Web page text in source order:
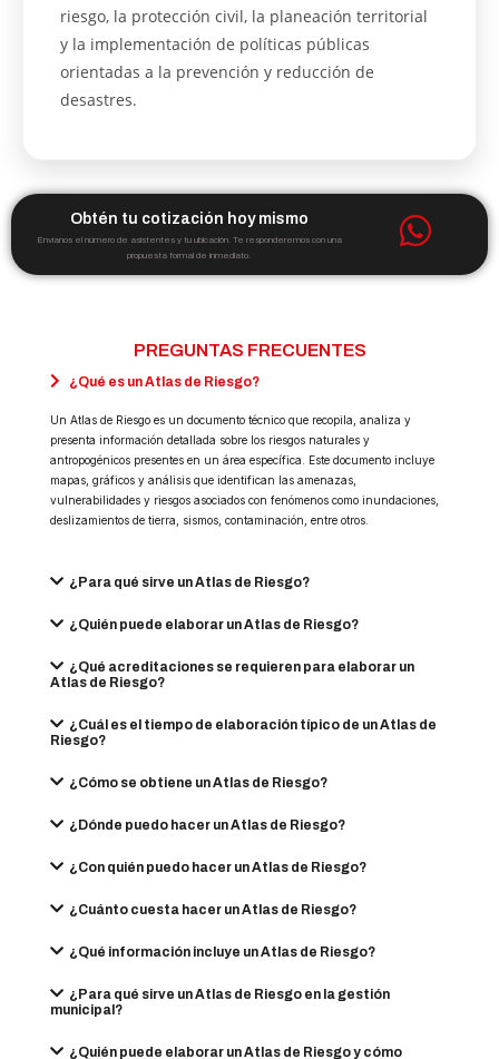
riesgo, la protección civil, la planeación territorial
y la implementación de políticas públicas
orientadas a la prevención y reducción de
desastres.
Obtén tu cotización hoy mismo
Envíanos el número de asistentes y tu ubicación. Te responderemos con una
propuesta formal de inmediato.
PREGUNTAS FRECUENTES
¿Qué es un Atlas de Riesgo?
Un Atlas de Riesgo es un documento técnico que recopila, analiza y
presenta información detallada sobre los riesgos naturales y
antropogénicos presentes en un área específica. Este documento incluye
mapas, gráficos y análisis que identifican las amenazas,
vulnerabilidades y riesgos asociados con fenómenos como inundaciones,
deslizamientos de tierra, sismos, contaminación, entre otros.
¿Para qué sirve un Atlas de Riesgo?
¿Quién puede elaborar un Atlas de Riesgo?
¿Qué acreditaciones se requieren para elaborar un
Atlas de Riesgo?
¿Cuál es el tiempo de elaboración típico de un Atlas de
Riesgo?
¿Cómo se obtiene un Atlas de Riesgo?
¿Dónde puedo hacer un Atlas de Riesgo?
¿Con quién puedo hacer un Atlas de Riesgo?
¿Cuánto cuesta hacer un Atlas de Riesgo?
¿Qué información incluye un Atlas de Riesgo?
¿Para qué sirve un Atlas de Riesgo en la gestión
municipal?
¿Quién puede elaborar un Atlas de Riesgo y cómo